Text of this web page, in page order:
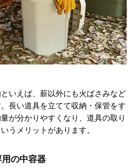
いえば、薪以外にも火ばさみなど
長い道具を立てて収納・保管をす
が分かりやすくなり、道具の取り
うメリットがあります。
の中容器